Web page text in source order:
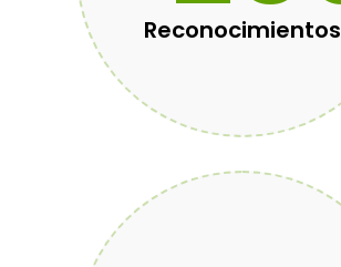
Reconocimientos